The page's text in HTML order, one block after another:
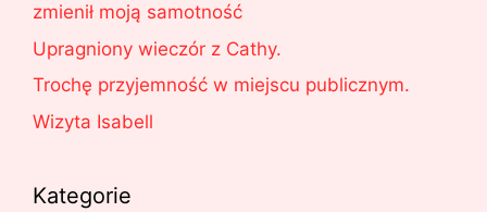
zmienił moją samotność
Upragniony wieczór z Cathy.
Trochę przyjemność w miejscu publicznym.
Wizyta Isabell
Kategorie